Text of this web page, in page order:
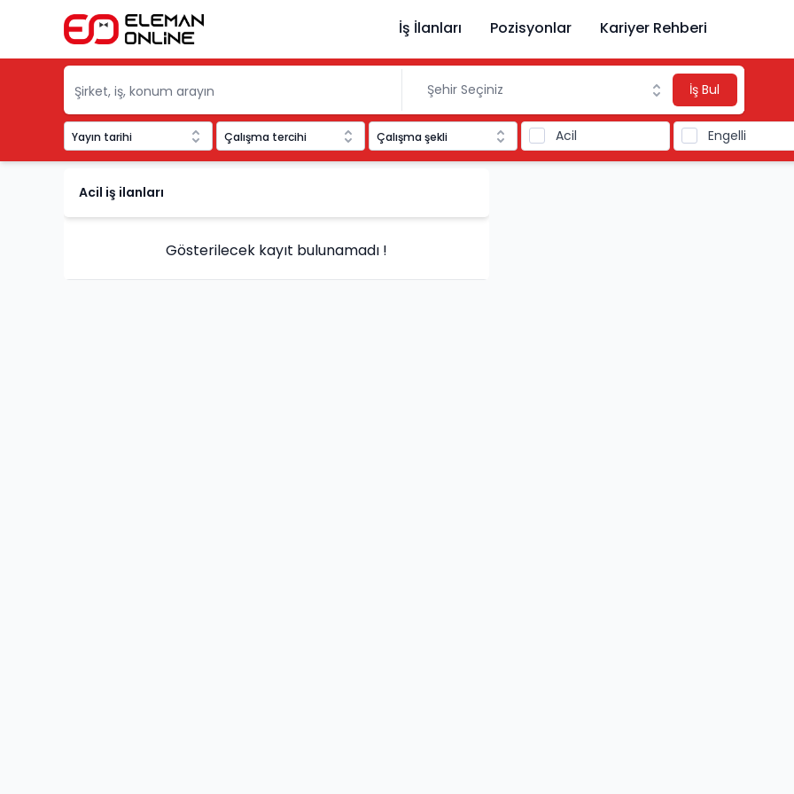
İş İlanları Pozisyonlar Kariyer Rehberi
İş Bul
Yayın tarihi Çalışma tercihi Çalışma şekli Acil Engelli
Acil iş ilanları
Gösterilecek kayıt bulunamadı !